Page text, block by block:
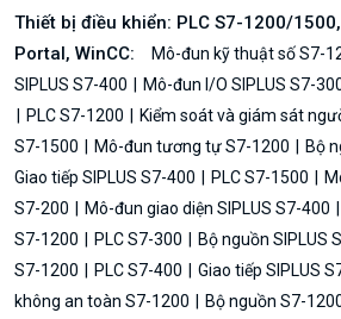
Thiết bị điều khiển: PLC S7-1200/1500,
Portal, WinCC:
Mô-đun kỹ thuật số S7-
SIPLUS S7-400
Mô-đun I/O SIPLUS S7-
PLC S7-1200
Kiểm soát và giám sát
S7-1500
Mô-đun tương tự S7-1200
Bộ
Giao tiếp SIPLUS S7-400
PLC S7-1500
S7-200
Mô-đun giao diện SIPLUS S7-400
S7-1200
PLC S7-300 Bộ nguồn SIPLUS
S7-1200
PLC S7-400 Giao tiếp SIPLUS
không an toàn S7-1200
Bộ nguồn S7-